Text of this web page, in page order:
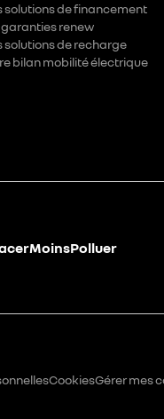
solutions de financement
garanties renew
solutions de recharge
bilan mobilité électrique
CookiesGérer mes